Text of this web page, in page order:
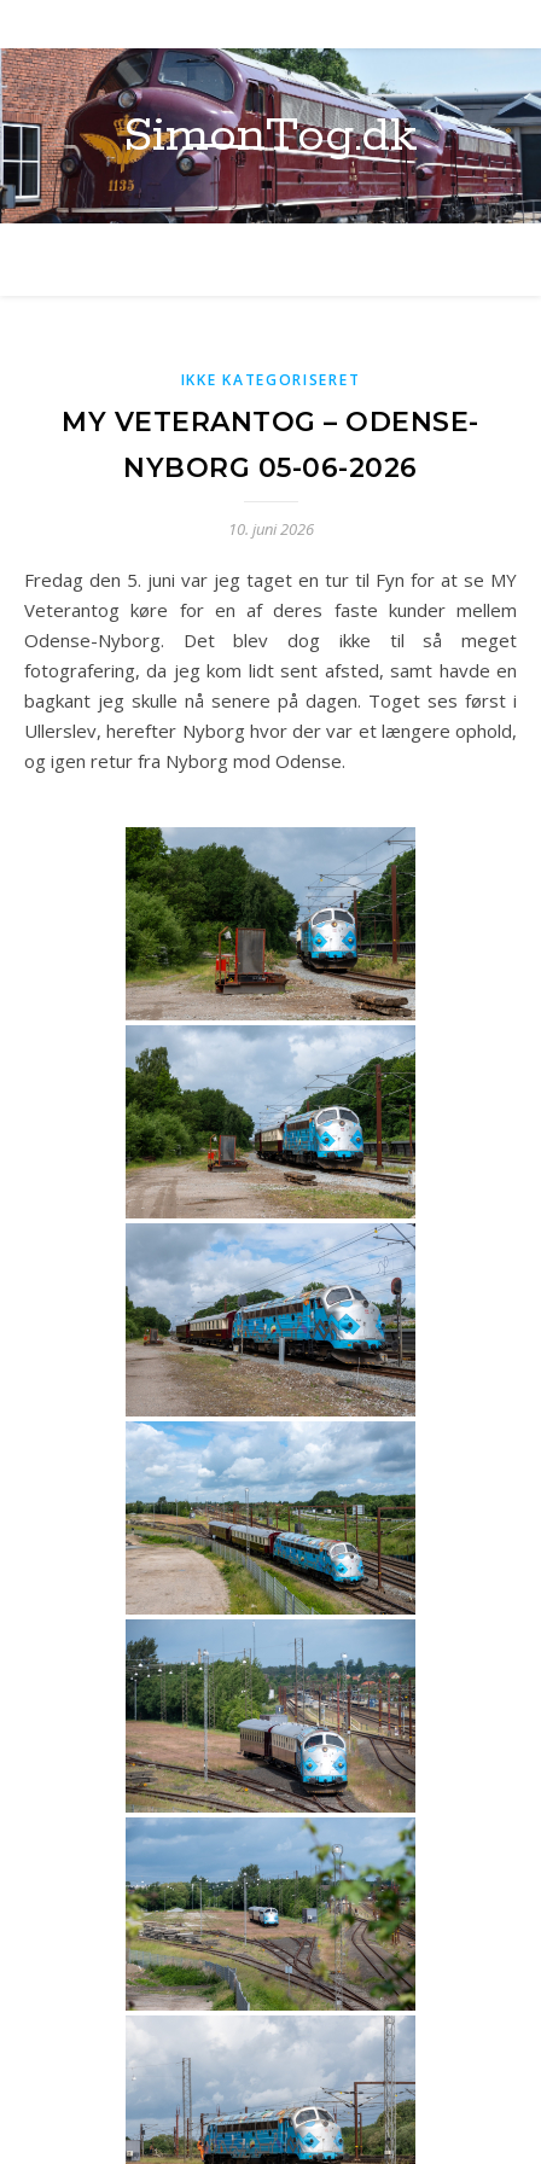
SimonTog.dk
IKKE KATEGORISERET
MY VETERANTOG – ODENSE-
NYBORG 05-06-2026
10. juni 2026
Fredag den 5. juni var jeg taget en tur til Fyn for at se MY
Veterantog køre for en af deres faste kunder mellem
Odense-Nyborg. Det blev dog ikke til så meget
fotografering, da jeg kom lidt sent afsted, samt havde en
bagkant jeg skulle nå senere på dagen. Toget ses først i
Ullerslev, herefter Nyborg hvor der var et længere ophold,
og igen retur fra Nyborg mod Odense.